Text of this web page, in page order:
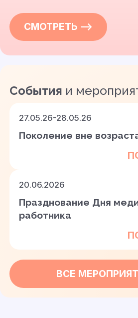
СМОТРЕТЬ —>
События и
ВСЕ
27.05.26-28.05.26
Поколение вне
20.06.2026
Празднование Дня
работника